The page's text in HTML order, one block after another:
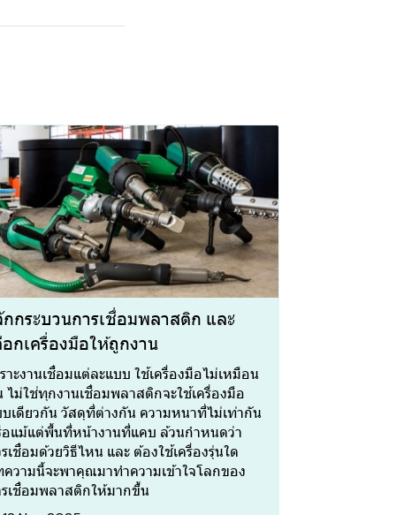
กกระบวนการเชื่อมพลาสติก และ
อกเครื่องมือให้ถูกงาน
าะงานเชื่อมแต่ละแบบ ใช้เครื่องมือไม่เหมือน
ไม่ใช่ทุกงานเชื่อมพลาสติกจะใช้เครื่องมือ
เดียวกัน วัสดุที่ต่างกัน ความหนาที่ไม่เท่ากัน
แม้แต่พื้นที่หน้างานที่แคบ ล้วนกำหนดว่า
เชื่อมด้วยวิธีไหน และ ต้องใช้เครื่องรุ่นใด
วามนี้จะพาคุณมาทำความเข้าใจโลกของ
เชื่อมพลาสติกให้มากขึ้น